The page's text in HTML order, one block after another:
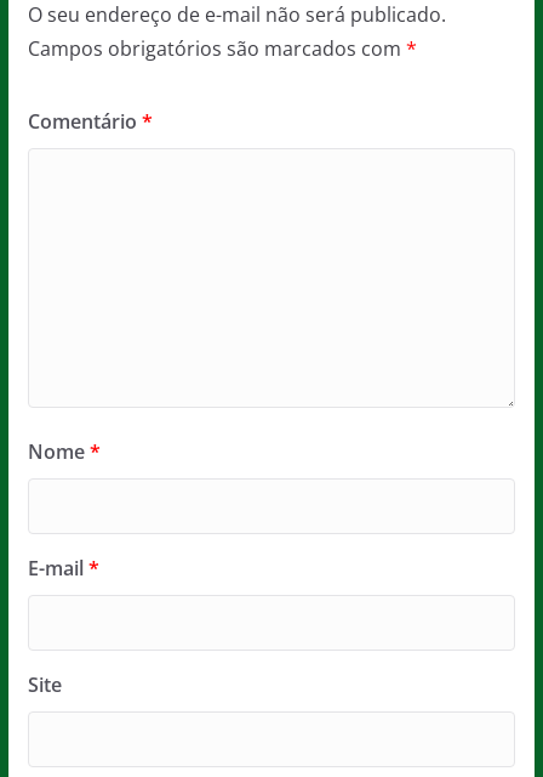
O seu endereço de e-mail não será publicado.
Campos obrigatórios são marcados com *
Comentário *
Nome*
E-mail*
Site